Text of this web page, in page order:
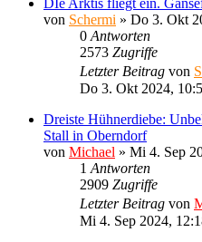
von Schermi » Do 3. Okt
0 Antworten
2573 Zugriffe
Letzter Beitrag von
Do 3. Okt 2024,
Dreiste Hühnerdiebe:
Stall in Oberndorf
von Michael » Mi 4. Sep
1 Antworten
2909 Zugriffe
Letzter Beitrag von
Mi 4. Sep 2024,